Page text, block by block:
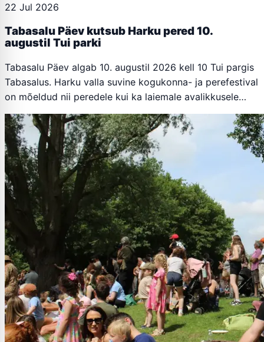
22 Jul 2026
Tabasalu Päev kutsub Harku pered 10.
augustil Tui parki
Tabasalu Päev algab 10. augustil 2026 kell 10 Tui pargis
Tabasalus. Harku valla suvine kogukonna- ja perefestival
on mõeldud nii peredele kui ka laiemale avalikkusele…